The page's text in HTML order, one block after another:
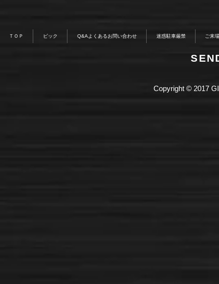
ＴＯＰ ピック Q&Aよくあるお問い合わせ 迷惑駐車厳禁 ご来
Copyright © 2017